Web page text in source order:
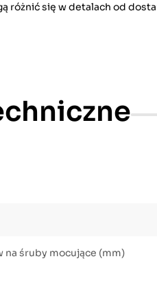
różnić się w detalach od
na śruby mocujące (mm)